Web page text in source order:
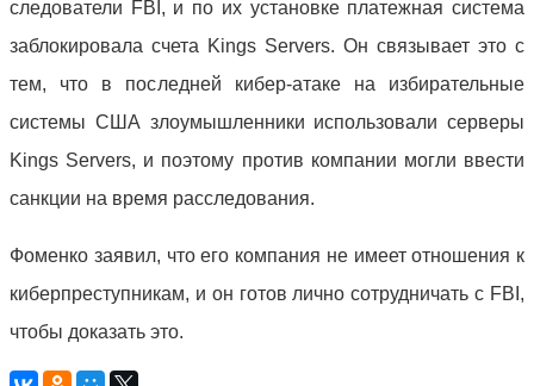
следователи FBI, и по их установке платежная система
заблокировала счета Kings Servers. Он связывает это с
тем, что в последней кибер-атаке на избирательные
системы США злоумышленники использовали серверы
Kings Servers, и поэтому против компании могли ввести
санкции на время расследования.
Фоменко заявил, что его компания не имеет отношения к
киберпреступникам, и он готов лично сотрудничать с FBI,
чтобы доказать это.